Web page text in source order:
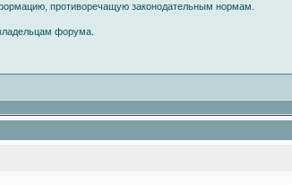
противоречащую законодательным нормам.
форума.